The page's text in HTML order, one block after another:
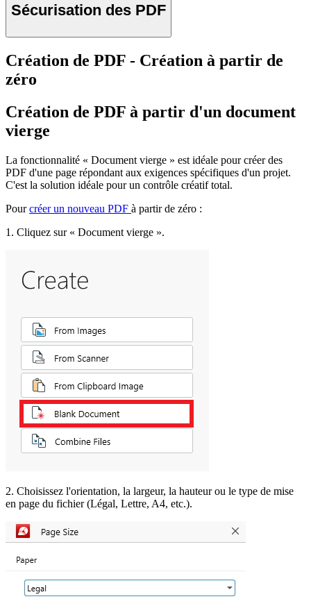
Sécurisation des PDF
Création de PDF - Création à partir de
zéro
Création de PDF à partir d'un document
vierge
La fonctionnalité « Document vierge » est idéale pour créer des
PDF d'une page répondant aux exigences spécifiques d'un projet.
C'est la solution idéale pour un contrôle créatif total.
Pourcréer un nouveau PDF à partir de zéro :
1. Cliquez sur « Document vierge ».
2. Choisissez l'orientation, la largeur, la hauteur ou le type de mise
en page du fichier (Légal, Lettre, A4, etc.).